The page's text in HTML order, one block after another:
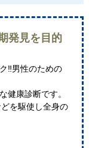
発見を目的
‼男性のための
健康診断です。
を駆使し全身の